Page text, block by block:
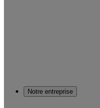
Notre entreprise